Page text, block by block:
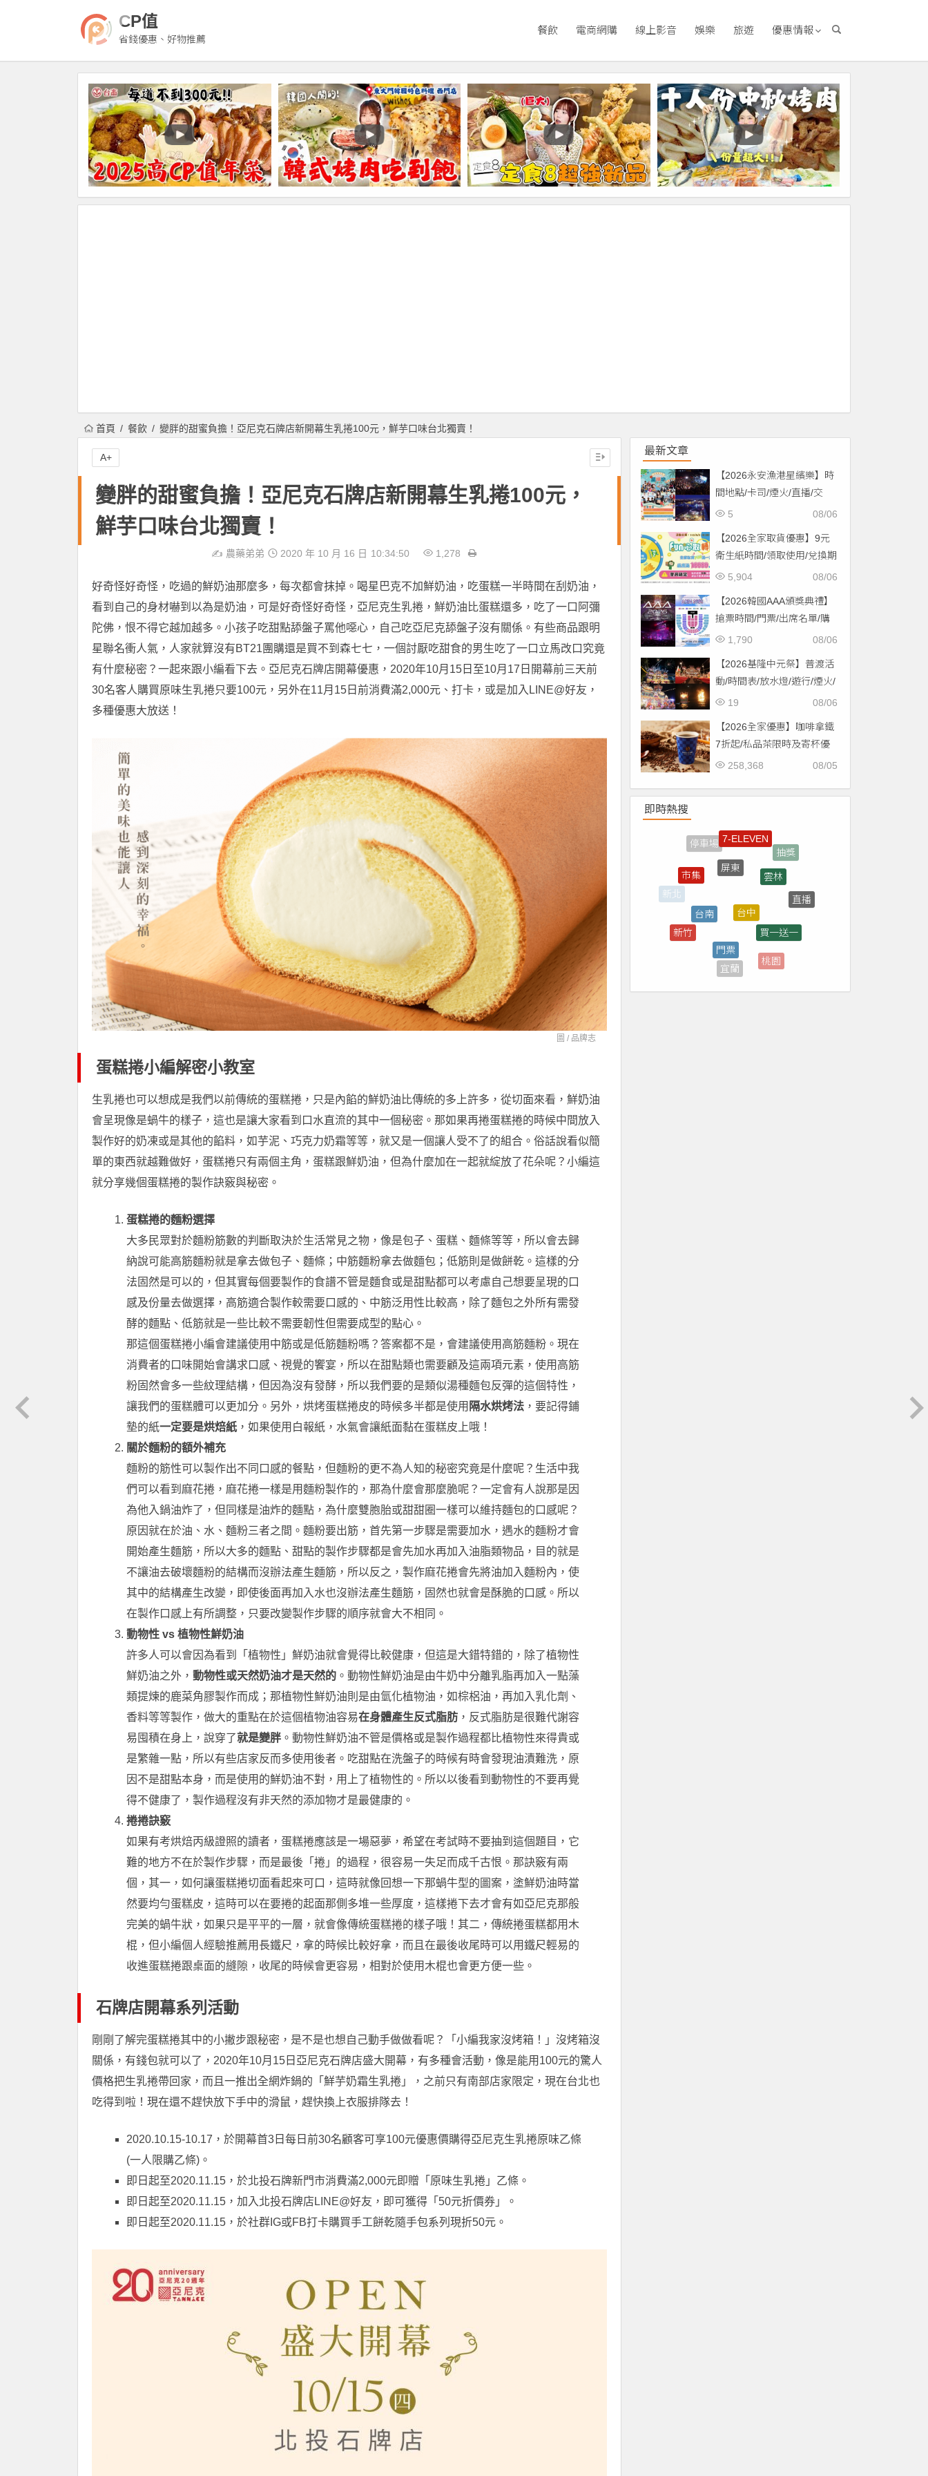
CP值
省錢優惠、好物推薦
餐飲 電商網購 線上影音 娛樂 旅遊 優惠情報
首頁 餐飲 變胖的甜蜜負擔！亞尼克石牌店新開幕生乳捲100元，鮮芋口味台北獨賣！
變胖的甜蜜負擔！亞尼克石牌店新開幕生乳捲100元，
鮮芋口味台北獨賣！
✍️ 農藥弟弟 2020 年 10 月 16 日 10:34:50 1,278
好奇怪好奇怪，吃過的鮮奶油那麼多，每次都會抹掉。喝星巴克不加鮮奶油，吃蛋糕一半時間在刮奶油，
看到自己的身材嚇到以為是奶油，可是好奇怪好奇怪，亞尼克生乳捲，鮮奶油比蛋糕還多，吃了一口阿彌
陀佛，恨不得它越加越多。小孩子吃甜點舔盤子罵他噁心，自己吃亞尼克舔盤子沒有關係。有些商品跟明
星聯名衝人氣，人家就算沒有BT21團購還是買不到森七七，一個討厭吃甜食的男生吃了一口立馬改口究竟
有什麼秘密？一起來跟小編看下去。亞尼克石牌店開幕優惠，2020年10月15日至10月17日開幕前三天前
30名客人購買原味生乳捲只要100元，另外在11月15日前消費滿2,000元、打卡，或是加入LINE@好友，
多種優惠大放送！
圖 / 品牌志
蛋糕捲小編解密小教室
生乳捲也可以想成是我們以前傳統的蛋糕捲，只是內餡的鮮奶油比傳統的多上許多，從切面來看，鮮奶油
會呈現像是蝸牛的樣子，這也是讓大家看到口水直流的其中一個秘密。那如果再捲蛋糕捲的時候中間放入
製作好的奶凍或是其他的餡料，如芋泥、巧克力奶霜等等，就又是一個讓人受不了的組合。俗話說看似簡
單的東西就越難做好，蛋糕捲只有兩個主角，蛋糕跟鮮奶油，但為什麼加在一起就綻放了花朵呢？小編這
就分享幾個蛋糕捲的製作訣竅與秘密。
蛋糕捲的麵粉選擇
大多民眾對於麵粉筋數的判斷取決於生活常見之物，像是包子、蛋糕、麵條等等，所以會去歸
納說可能高筋麵粉就是拿去做包子、麵條；中筋麵粉拿去做麵包；低筋則是做餅乾。這樣的分
法固然是可以的，但其實每個要製作的食譜不管是麵食或是甜點都可以考慮自己想要呈現的口
感及份量去做選擇，高筋適合製作較需要口感的、中筋泛用性比較高，除了麵包之外所有需發
酵的麵點、低筋就是一些比較不需要韌性但需要成型的點心。
那這個蛋糕捲小編會建議使用中筋或是低筋麵粉嗎？答案都不是，會建議使用高筋麵粉。現在
消費者的口味開始會講求口感、視覺的饗宴，所以在甜點類也需要顧及這兩項元素，使用高筋
粉固然會多一些紋理結構，但因為沒有發酵，所以我們要的是類似湯種麵包反彈的這個特性，
讓我們的蛋糕體可以更加分。另外，烘烤蛋糕捲皮的時候多半都是使用 隔水烘烤法 ，要記得鋪
墊的紙一定要是烘焙紙，如果使用白報紙，水氣會讓紙面黏在蛋糕皮上哦！
關於麵粉的額外補充
麵粉的筋性可以製作出不同口感的餐點，但麵粉的更不為人知的秘密究竟是什麼呢？生活中我
們可以看到麻花捲，麻花捲一樣是用麵粉製作的，那為什麼會那麼脆呢？一定會有人說那是因
為他入鍋油炸了，但同樣是油炸的麵點，為什麼雙胞胎或甜甜圈一樣可以維持麵包的口感呢？
原因就在於油、水、麵粉三者之間。麵粉要出筋，首先第一步驟是需要加水，遇水的麵粉才會
開始產生麵筋，所以大多的麵點、甜點的製作步驟都是會先加水再加入油脂類物品，目的就是
不讓油去破壞麵粉的結構而沒辦法產生麵筋，所以反之，製作麻花捲會先將油加入麵粉內，使
其中的結構產生改變，即使後面再加入水也沒辦法產生麵筋，固然也就會是酥脆的口感。所以
在製作口感上有所調整，只要改變製作步驟的順序就會大不相同。
動物性 vs 植物性鮮奶油
許多人可以會因為看到「植物性」鮮奶油就會覺得比較健康，但這是大錯特錯的，除了植物性
鮮奶油之外， 動物性或天然奶油才是天然的 。動物性鮮奶油是由牛奶中分離乳脂再加入一點藻
類提煉的鹿菜角膠製作而成；那植物性鮮奶油則是由氫化植物油，如棕梠油，再加入乳化劑、
香料等等製作，做大的重點在於這個植物油容易在身體產生反式脂肪 ，反式脂肪是很難代謝容
易囤積在身上，說穿了就是變胖 。動物性鮮奶油不管是價格或是製作過程都比植物性來得貴或
是繁雜一點，所以有些店家反而多使用後者。吃甜點在洗盤子的時候有時會發現油漬難洗，原
因不是甜點本身，而是使用的鮮奶油不對，用上了植物性的。所以以後看到動物性的不要再覺
得不健康了，製作過程沒有非天然的添加物才是最健康的。
捲捲訣竅
如果有考烘焙丙級證照的讀者，蛋糕捲應該是一場惡夢，希望在考試時不要抽到這個題目，它
難的地方不在於製作步驟，而是最後「捲」的過程，很容易一失足而成千古恨。那訣竅有兩
個，其一，如何讓蛋糕捲切面看起來可口，這時就像回想一下那蝸牛型的圖案，塗鮮奶油時當
然要均勻蛋糕皮，這時可以在要捲的起面那側多堆一些厚度，這樣捲下去才會有如亞尼克那般
完美的蝸牛狀，如果只是平平的一層，就會像傳統蛋糕捲的樣子哦！其二，傳統捲蛋糕都用木
棍，但小編個人經驗推薦用長鐵尺，拿的時候比較好拿，而且在最後收尾時可以用鐵尺輕易的
收進蛋糕捲跟桌面的縫隙，收尾的時候會更容易，相對於使用木棍也會更方便一些。
石牌店開幕系列活動
剛剛了解完蛋糕捲其中的小撇步跟秘密，是不是也想自己動手做做看呢？「小編我家沒烤箱！」沒烤箱沒
關係，有錢包就可以了，2020年10月15日亞尼克石牌店盛大開幕，有多種會活動，像是能用100元的驚人
價格把生乳捲帶回家，而且一推出全網炸鍋的「鮮芋奶霜生乳捲」，之前只有南部店家限定，現在台北也
吃得到啦！現在還不趕快放下手中的滑鼠，趕快換上衣服排隊去！
2020.10.15-10.17，於開幕首3日每日前30名顧客可享100元優惠價購得亞尼克生乳捲原味乙條
(一人限購乙條)。
即日起至2020.11.15，於北投石牌新門市消費滿2,000元即贈「原味生乳捲」乙條。
即日起至2020.11.15，加入北投石牌店LINE@好友，即可獲得「50元折價券」。
即日起至2020.11.15，於社群IG或FB打卡購買手工餅乾隨手包系列現折50元。
A+
最新文章
【2026永安漁港星繽樂】時
間地點/卡司/煙火/直播/交
通，免費入場！
08/06
5
【2026全家取貨優惠】9元
衛生紙時間/領取使用/兌換期
限一次看！
08/06
5,904
【2026韓國AAA頒獎典禮】
搶票時間/門票/出席名單/購
票一次看！
08/06
1,790
【2026基隆中元祭】普渡活
動/時間表/放水燈/遊行/煙火/
交通一次看！
08/06
19
【2026全家優惠】咖啡拿鐵
7折起/私品茶限時及寄杯優
惠！價格/菜單一起看
08/05
258,368
即時熱搜
新北
市集
屏東
雲林
台東
彰化
全家
新竹
台南
台中
買一送一
桃園
宜蘭
門票